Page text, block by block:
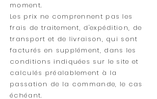
moment.
Les prix ne comprennent pas les
frais de traitement, d'expédition, de
transport et de livraison, qui sont
facturés en supplément, dans les
conditions indiquées sur le site et
calculés préalablement à la
passation de la commande, le cas
échéant.